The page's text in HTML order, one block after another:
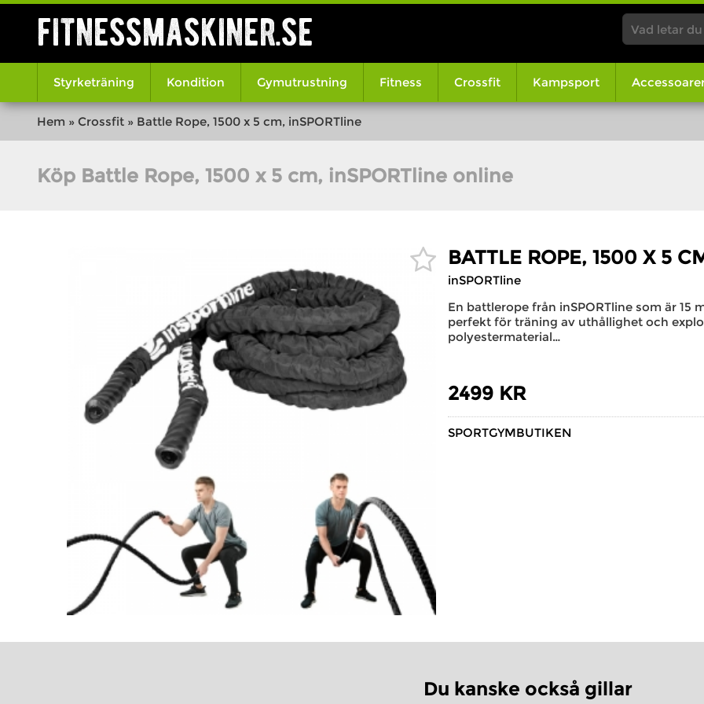
fitnessmaskiner.se
Styrketräning Kondition Gymutrustning Fitness Crossfit Kampsport
Hem » Crossfit » Battle Rope, 1500 x 5 cm, inSPORTline
Köp Battle Rope, 1500 x 5 cm, inSPORTline online
BATTLE ROPE, 1500 X 5
inSPORTline
En battlerope från inSPORTline som är 15
perfekt för träning av uthållighet och
polyestermaterial…
2499 KR
SPORTGYMBUTIKEN
Du kanske också gillar